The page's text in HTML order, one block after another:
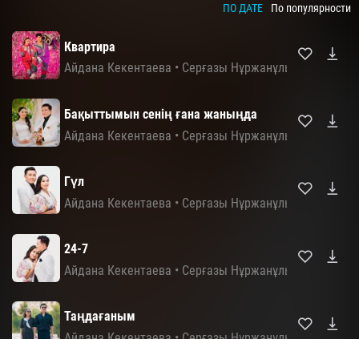
ПО ДАТЕ По популярности
Квартира
Айдана Кекентаева • Серғазы Нұржанұлы
Бақыттымын сенің ғана жаныңда
Айдана Кекентаева • Серғазы Нұржанұлы
Гүл
Айдана Кекентаева • Серғазы Нұржанұлы
24-7
Айдана Кекентаева • Серғазы Нұржанұлы
Таңдағаным